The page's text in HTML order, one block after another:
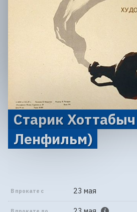
Старик
Ленфильм)
В прокате с 23 мая